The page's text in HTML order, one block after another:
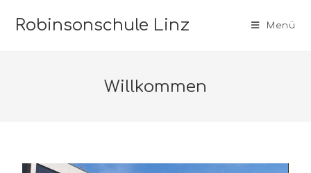
Robinsonschule Linz Menü
Willkommen